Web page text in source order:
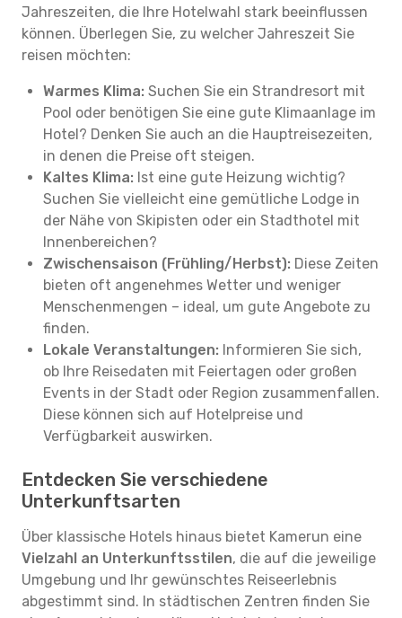
Jahreszeiten, die Ihre Hotelwahl stark beeinflussen
können. Überlegen Sie, zu welcher Jahreszeit Sie
reisen möchten:
Warmes Klima: Suchen Sie ein Strandresort mit
Pool oder benötigen Sie eine gute Klimaanlage im
Hotel? Denken Sie auch an die Hauptreisezeiten,
in denen die Preise oft steigen.
Kaltes Klima: Ist eine gute Heizung wichtig?
Suchen Sie vielleicht eine gemütliche Lodge in
der Nähe von Skipisten oder ein Stadthotel mit
Innenbereichen?
Zwischensaison (Frühling/Herbst): Diese Zeiten
bieten oft angenehmes Wetter und weniger
Menschenmengen – ideal, um gute Angebote zu
finden.
Lokale Veranstaltungen: Informieren Sie sich,
ob Ihre Reisedaten mit Feiertagen oder großen
Events in der Stadt oder Region zusammenfallen.
Diese können sich auf Hotelpreise und
Verfügbarkeit auswirken.
Entdecken Sie verschiedene
Unterkunftsarten
Über klassische Hotels hinaus bietet Kamerun eine
Vielzahl an Unterkunftsstilen, die auf die jeweilige
Umgebung und Ihr gewünschtes Reiseerlebnis
abgestimmt sind. In städtischen Zentren finden Sie